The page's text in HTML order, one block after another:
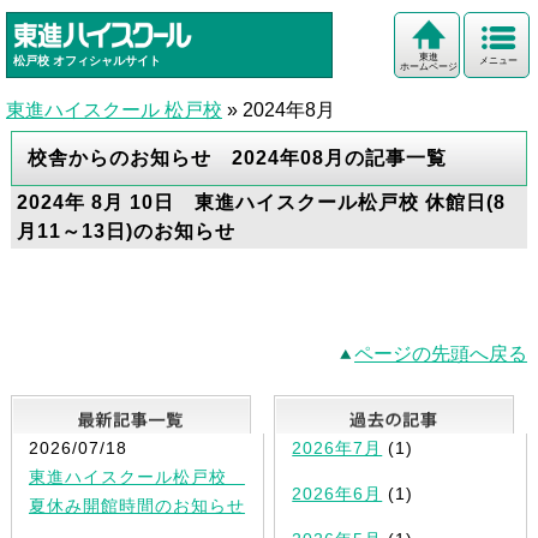
松戸校 オフィシャルサイト メニュー
東進
ホームページ
東進ハイスクール 松戸校 » 2024年8月
校舎からのお知らせ 2024年08月の記事一覧
2024年 8月 10日 東進ハイスクール松戸校 休館日(8
月11～13日)のお知らせ
ページの先頭へ戻る
最新記事一覧
2026/07/18
東進ハイスクール松戸校
夏休み開館時間のお知らせ
2026年7月 (1)
2026年6月 (1)